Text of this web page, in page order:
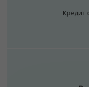
Кредит